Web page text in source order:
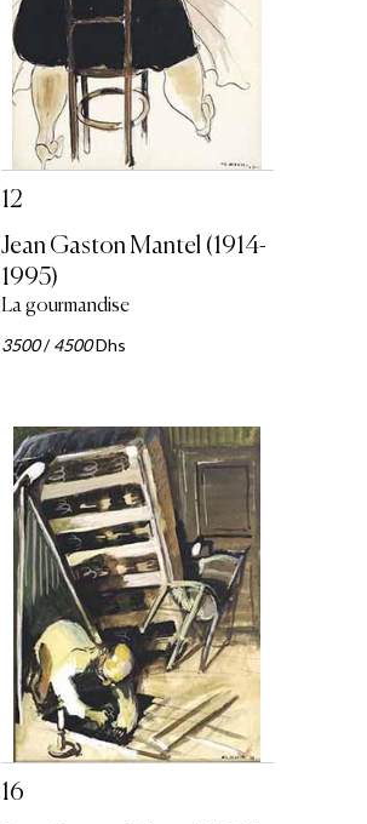
12
Jean Gaston Mantel (1914-
1995)
La gourmandise
3500/4500Dhs
16